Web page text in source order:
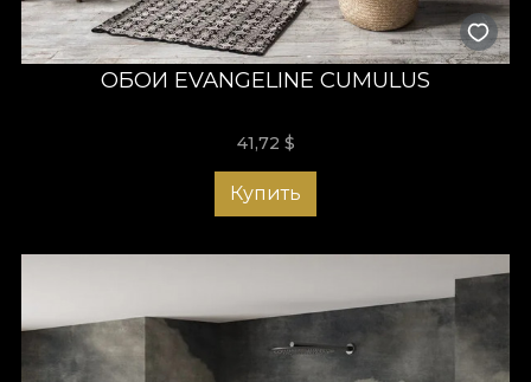
ОБОИ EVANGELINE CUMULUS
41,72 $
Купить